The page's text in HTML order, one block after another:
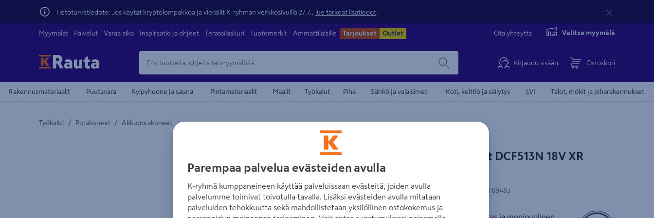
Tietoturvatiedote: Jos käytät kryptolompakkoa ja vierailit K-ryhmän verkkosivuilla 27.7., lue tärkeät lisätiedot
Myymälät Palvelut Varaa aika Inspiraatio ja ohjeet Terassilaskuri Tuotemerkit Ammattilaisille Tarjoukset Outlet Ota yhteyttä Valitse myymälä
Kirjaudu sisään Ostoskori
Rakennusmateriaalit Puutavara Kylpyhuone ja sauna Pintamateriaalit Maalit Työkalut Piha Sähkö ja valaisimet Koti, keittiö ja säilytys LVI Talot, mökit ja piharakennukset
Työkalut / Porakoneet / Akkuporakoneet
Yksityiskohtainen kuvaus löytyy Tuotteen kuvaus -maamerkistä
Akkuräikkäväännin DeWalt DCF513N 18V XR
3/8" runko
Tuotenumero:502579314 EAN-koodi 5035048789483
Parempaa palvelua evästeiden avulla
K-ryhmä kumppaneineen käyttää palveluissaan evästeitä, joiden avulla
palvelumme toimivat toivotulla tavalla. Lisäksi evästeiden avulla mitataan
palveluiden tehokkuutta sekä mahdollistetaan yksilöllinen ostokokemus ja